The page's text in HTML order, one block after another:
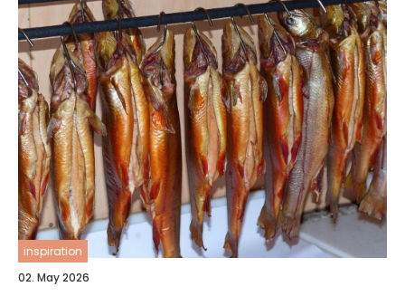
inspiration
02. May 2026